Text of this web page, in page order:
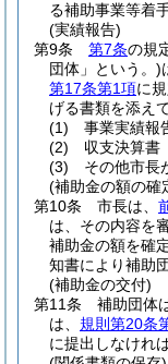
る補助事業等着
(実績報告)
第9条
第7条の規
団体」という。)
第17条第1項に
げる書類を添え
(1)
事業実績報
(2)
収支決算書
(3)
その他市長
(補助金の額の確
第10条
市長は、
は、その内容を
補助金の額を確定
知書により補助
(補助金の交付)
第11条
補助団体
は、 規則第20条
に提出しなけれ